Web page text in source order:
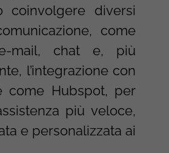
coinvolgere diversi
come
mail, chat e, più
l’integrazione con
come Hubspot, per
più veloce,
e personalizzata ai